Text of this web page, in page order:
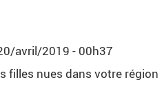
avril/2019 - 00h37
filles nues dans votre région